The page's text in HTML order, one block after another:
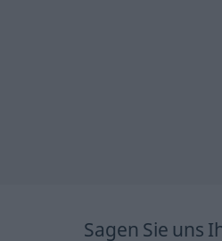
Sagen Sie uns